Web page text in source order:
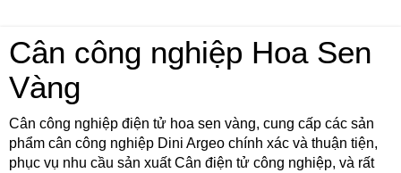
Cân công nghiệp Hoa Sen
Vàng
Cân công nghiệp điện tử hoa sen vàng, cung cấp các sản
phẩm cân công nghiệp Dini Argeo chính xác và thuận tiện,
phục vụ nhu cầu sản xuất Cân điện tử công nghiệp, và rất